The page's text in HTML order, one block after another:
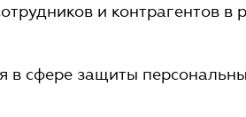
и контрагентов в
в сфере защиты